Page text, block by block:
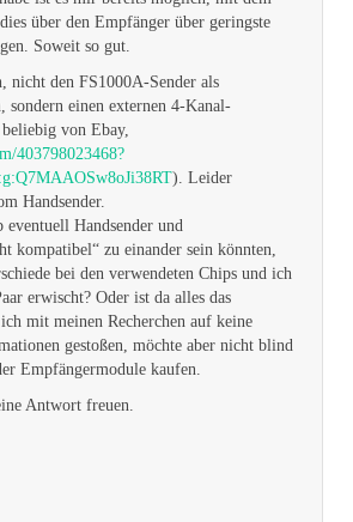
über den Empfänger über geringste
Soweit so gut.
nicht den FS1000A-Sender als
sondern einen externen 4-Kanal-
von Ebay,
403798023468?
). Leider
Handsender.
Handsender und
kompatibel“ zu einander sein könnten,
bei den verwendeten Chips und ich
erwischt? Oder ist da alles das
mit meinen Recherchen auf keine
gestoßen, möchte aber nicht blind
Empfängermodule kaufen.
Antwort freuen.